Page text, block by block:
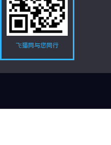
飞猫网与您同行